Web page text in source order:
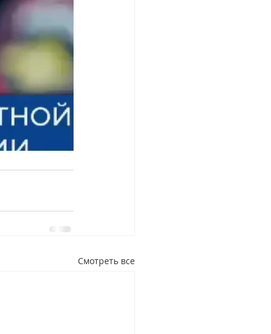
Смотреть все